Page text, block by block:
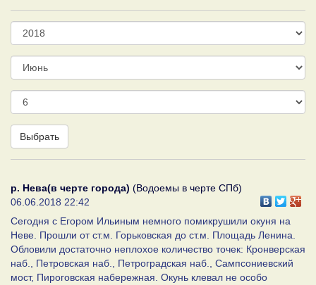
Год
Месяц
День
Выбрать
р. Нева(в черте города) (Водоемы в черте СПб)
06.06.2018 22:42
Сегодня с Егором Ильиным немного помикрушили окуня на
Неве. Прошли от ст.м. Горьковская до ст.м. Площадь Ленина.
Обловили достаточно неплохое количество точек: Кронверская
наб., Петровская наб., Петроградская наб., Сампсониевский
мост, Пироговская набережная. Окунь клевал не особо